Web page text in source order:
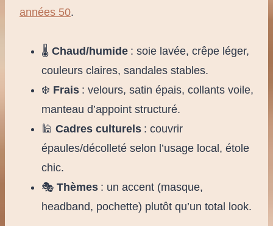
années 50.
🌡️ Chaud/humide : soie lavée, crêpe léger,
couleurs claires, sandales stables.
❄️ Frais : velours, satin épais, collants voile,
manteau d’appoint structuré.
🕌 Cadres culturels : couvrir
épaules/décolleté selon l’usage local, étole
chic.
🎭 Thèmes : un accent (masque,
headband, pochette) plutôt qu’un total look.